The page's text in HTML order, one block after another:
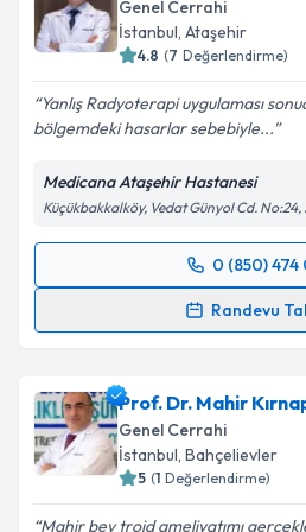
E-posta Adresiniz
Kişisel verilerimin
kapsamda işlenmesini
Takvim
Genel Cerrahi
İstanbul, Ataşehir
4.8 (7 Değerlendirme)
Yanlış Radyoterapi uygulaması
bölgemdeki hasarlar sebebiyle...
Medicana Ataşehir Hastanesi
Küçükbakkalköy, Vedat Günyol Cd. No:24,
0 (850) 474
Randevu
Randevu Takvimi Talebi
takvim hazırlandığında e-
E-posta Adresiniz
Prof. Dr. Mahir
Genel Cerrahi
İstanbul, Bahçelievler
5 (1 Değerlendirme)
Mahir bey troid ameliyatımı